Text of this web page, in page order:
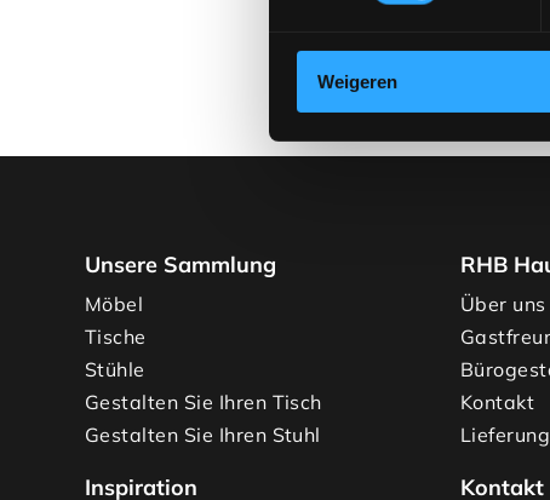
Weigeren
Unsere Sammlung
Möbel
Tische
Stühle
Gestalten Sie Ihren Tisch
Gestalten Sie Ihren Stuhl
Inspiration
RHB
Über uns
Kontakt
Kontakt